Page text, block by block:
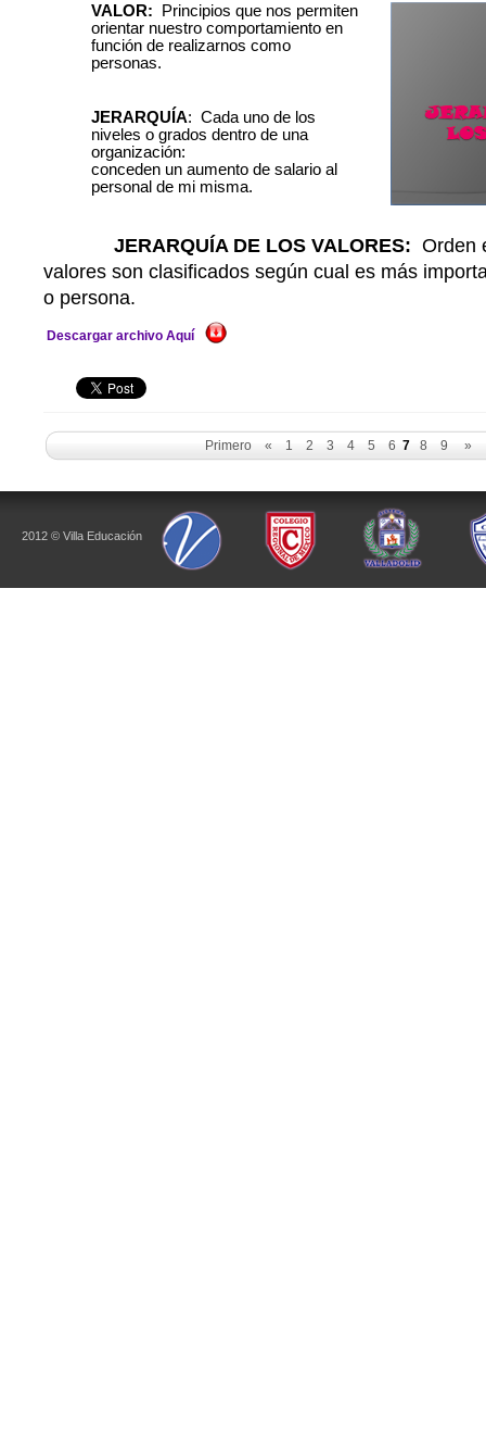
VALOR:
Principios que nos permiten
orientar nuestro comportamiento en
función de realizarnos como
personas.
JERARQUÍA: Cada uno de los
niveles o grados dentro de una
organización:
conceden un aumento de salario al
personal de mi misma.
JERARQUÍA DE LOS VALORES:
valores son clasificados según cual es más
o persona.
Descargar archivo Aquí
Primero « 1 2 3 4 5 6 7 8 9 »
2012 © Villa Educación